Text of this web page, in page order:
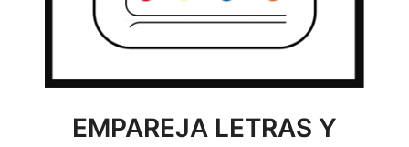
EMPAREJA LETRAS Y